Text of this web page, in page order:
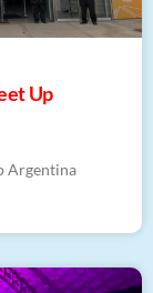
Up
Argentina